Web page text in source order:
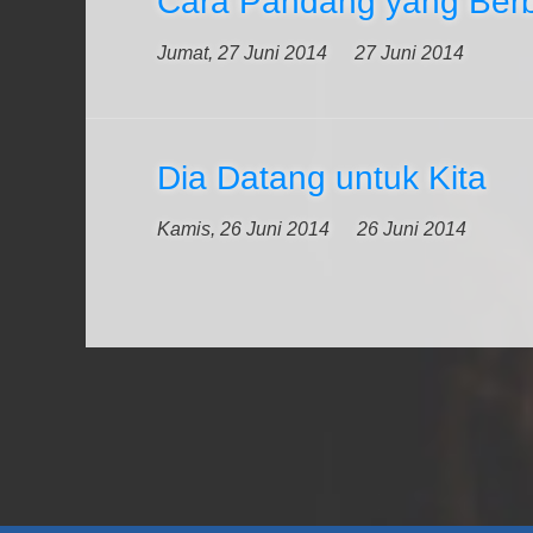
Jumat, 27 Juni 2014 27 Juni 2014
Dia Datang untuk Kita
Kamis, 26 Juni 2014 26 Juni 2014